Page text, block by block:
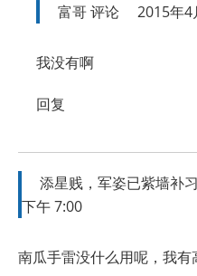
富哥评论 2015年4
我没有啊
回复
添星贱，军姿已紫墙补习
下午 7:00
南瓜手雷没什么用呢，我